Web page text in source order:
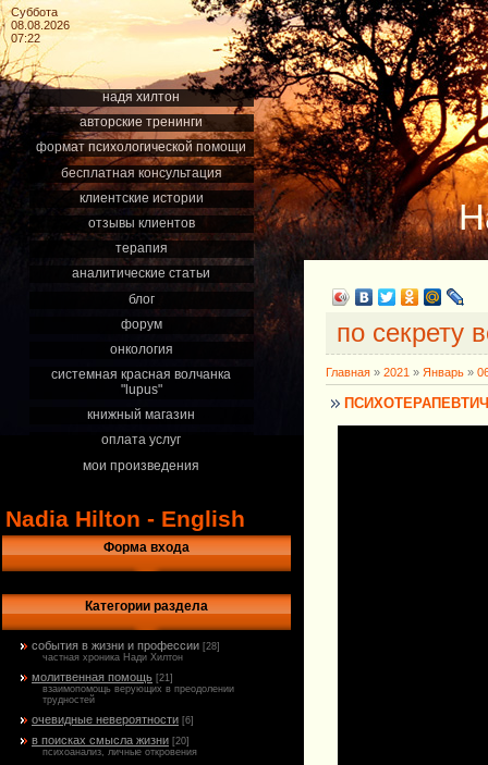
Суббота
08.08.2026
07:22
надя хилтон
авторские тренинги
формат психологической помощи
бесплатная консультация
клиентские истории
отзывы клиентов
терапия
аналитические статьи
блог
форум
онкология
системная красная волчанка
"lupus"
книжный магазин
оплата услуг
мои произведения
Nadia Hilton - English
Форма входа
Категории раздела
события в жизни и профессии [28]
частная хроника Нади Хилтон
молитвенная помощь [21]
взаимопомощь верующих в преодолении
трудностей
очевидные невероятности [6]
в поисках смысла жизни [20]
психоанализ, личные откровения
по секрету
Главная » 2021 » Январь »